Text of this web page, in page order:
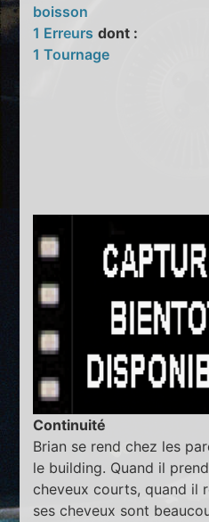
boisson
1 Erreurs dont :
1 Tournage
Continuité
Brian se rend chez les
le building. Quand il
cheveux courts, quand il
ses cheveux sont